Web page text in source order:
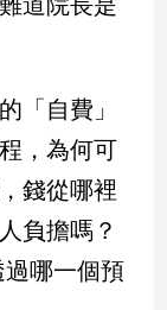
「自費」
，為何可
錢從哪裡
負擔嗎？
哪一個預